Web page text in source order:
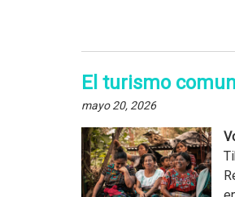
El turismo
mayo 20, 2026